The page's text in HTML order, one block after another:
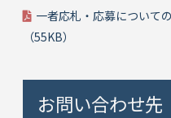
一者応札・応募について
（55KB）
お問い合わせ先